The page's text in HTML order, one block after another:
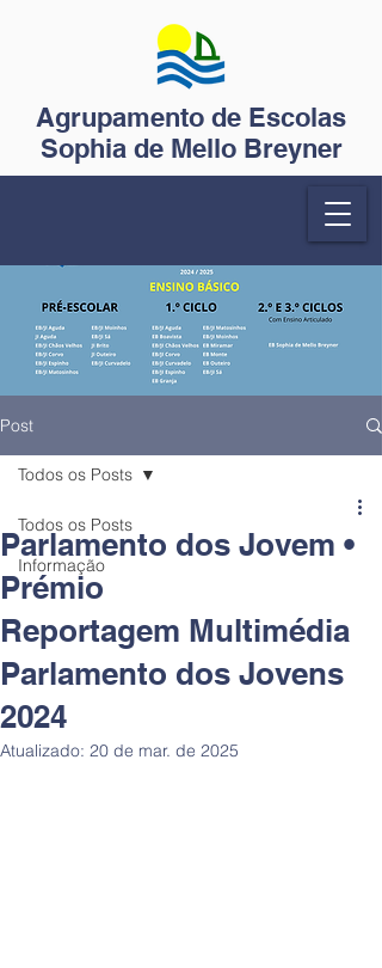
Agrupamento de Escolas
Sophia de Mello Breyner
Post
Todos os Posts
Informação
Todos os Posts
Parlamento dos Jovem •
Prémio
Reportagem Multimédia
Parlamento dos Jovens
2024
Atualizado: 20 de mar. de 2025